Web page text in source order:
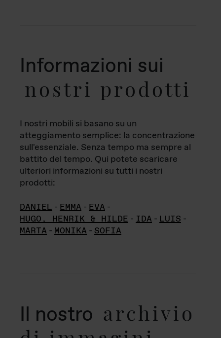
Informazioni sui
nostri prodotti
I nostri mobili si basano su un
atteggiamento semplice: la concentrazione
sull'essenziale. Senza tempo ma sempre al
battito del tempo. Qui potete scaricare
ulteriori informazioni su tutti i nostri
prodotti:
DANIEL - EMMA - EVA -
HUGO, HENRIK & HILDE - IDA - LUIS -
MARTA - MONIKA - SOFIA
Il nostro archivio